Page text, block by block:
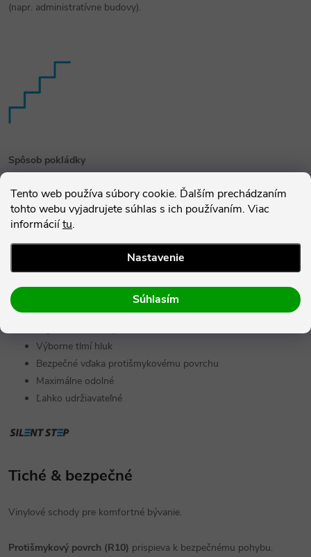
Tento web používa súbory cookie. Ďalším prechádzaním
tohto webu vyjadrujete súhlas s ich používaním. Viac
informáciítu.
Nastavenie
Súhlasím
(napr. administratívne budovy).
Spôsob pokládky
lišty ani vyrovnávacie podložky. Posledný stupeň plynule nadväzuje
na podlahu.
Výhody schodov Silent Step
Výborne tlmí hluk
Bezpečné vďaka protišmykovému povrchu
Maximálne odolné
Ľahko udržiavateľné
Tiché & bezpečné
Vinylové schody pre komfortné bývanie.
Protišmykový povrch (R10) prispieva k bezpečnému pohybu.